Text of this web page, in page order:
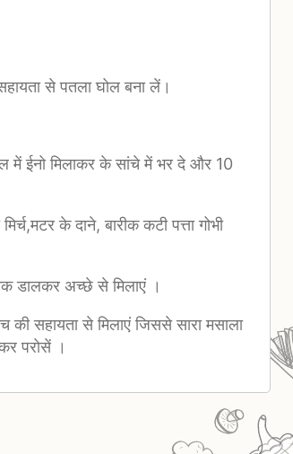
से पतला घोल बना लें।
में ईनो मिलाकर के सांचे में भर दे और 10
के दाने, बारीक कटी पत्ता गोभी
डालकर अच्छे से मिलाएं ।
सहायता से मिलाएं जिससे सारा मसाला
परोसें ।